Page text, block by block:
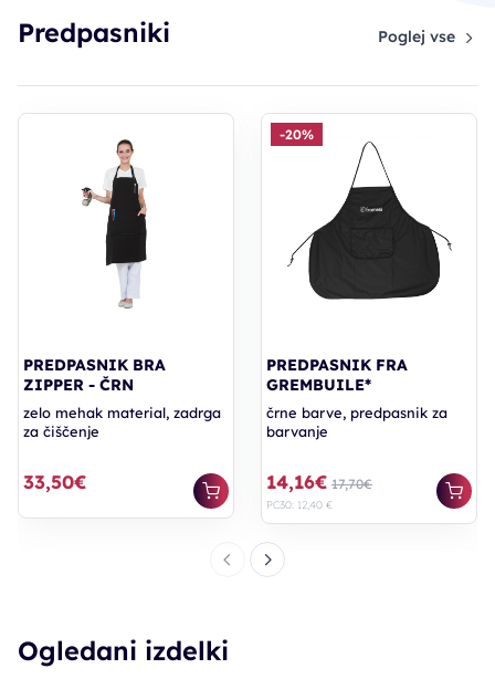
Predpasniki Poglej vse
PREDPASNIK BRA
ZIPPER - ČRN
zelo mehak material, zadrga
za čiščenje
33,50€
-20%
PREDPASNIK FRA
GREMBUILE*
črne barve, predpasnik za
barvanje
14,16€ 17,70€
PC30: 12,40 €
Ogledani izdelki